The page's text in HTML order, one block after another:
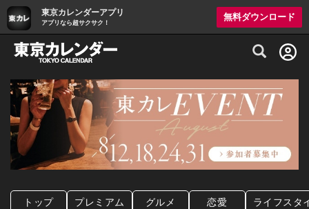
東京カレンダーアプリ
アプリなら超サクサク！
無料ダウンロード
グルメ情報・プレミアムレストラン予約
トップ プレミアム グルメ 恋愛 ライフスタ